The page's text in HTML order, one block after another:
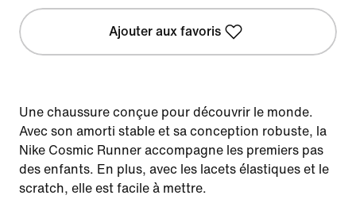
Ajouter aux favoris
Une chaussure conçue pour découvrir le monde.
Avec son amorti stable et sa conception robuste, la
Nike Cosmic Runner accompagne les premiers pas
des enfants. En plus, avec les lacets élastiques et le
scratch, elle est facile à mettre.